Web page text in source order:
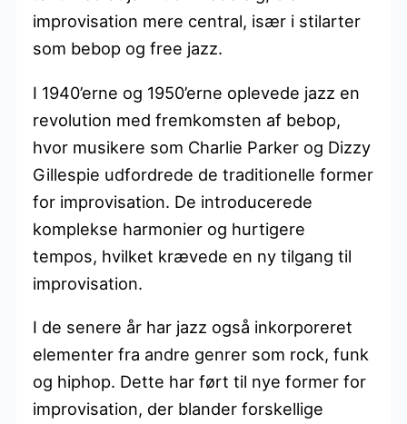
improvisation mere central, især i stilarter
som bebop og free jazz.
I 1940’erne og 1950’erne oplevede jazz en
revolution med fremkomsten af bebop,
hvor musikere som Charlie Parker og Dizzy
Gillespie udfordrede de traditionelle former
for improvisation. De introducerede
komplekse harmonier og hurtigere
tempos, hvilket krævede en ny tilgang til
improvisation.
I de senere år har jazz også inkorporeret
elementer fra andre genrer som rock, funk
og hiphop. Dette har ført til nye former for
improvisation, der blander forskellige